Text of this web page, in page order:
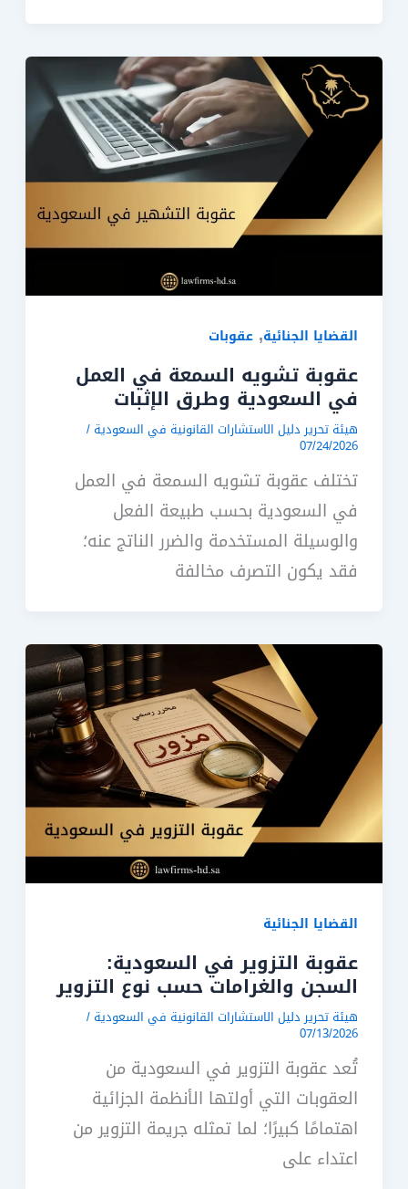
القضايا الجنائية, عقوبات
عقوبة تشويه السمعة في العمل
في السعودية وطرق الإثبات
هيئة تحرير دليل الاستشارات القانونية في السعودية /
07/24/2026
تختلف عقوبة تشويه السمعة في العمل
في السعودية بحسب طبيعة الفعل
والوسيلة المستخدمة والضرر الناتج عنه؛
فقد يكون التصرف مخالفة
القضايا الجنائية
عقوبة التزوير في السعودية:
السجن والغرامات حسب نوع التزوير
هيئة تحرير دليل الاستشارات القانونية في السعودية /
07/13/2026
تُعد عقوبة التزوير في السعودية من
العقوبات التي أولتها الأنظمة الجزائية
اهتمامًا كبيرًا؛ لما تمثله جريمة التزوير من
اعتداء على